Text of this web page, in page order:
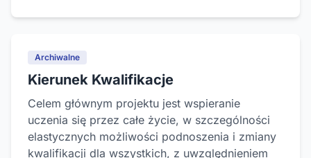
Archiwalne
Kierunek Kwalifikacje
Celem głównym projektu jest wspieranie
uczenia się przez całe życie, w szczególności
elastycznych możliwości podnoszenia i zmiany
kwalifikacji dla wszystkich, z uwzględnieniem